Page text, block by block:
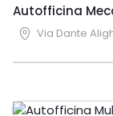
Autofficina
Via Dante